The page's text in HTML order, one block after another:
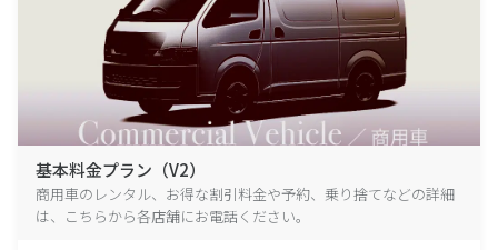
基本料金プラン（V2）
商用車のレンタル、お得な割引料金や予約、乗り捨てなどの詳細
は、こちらから各店舗にお電話ください。